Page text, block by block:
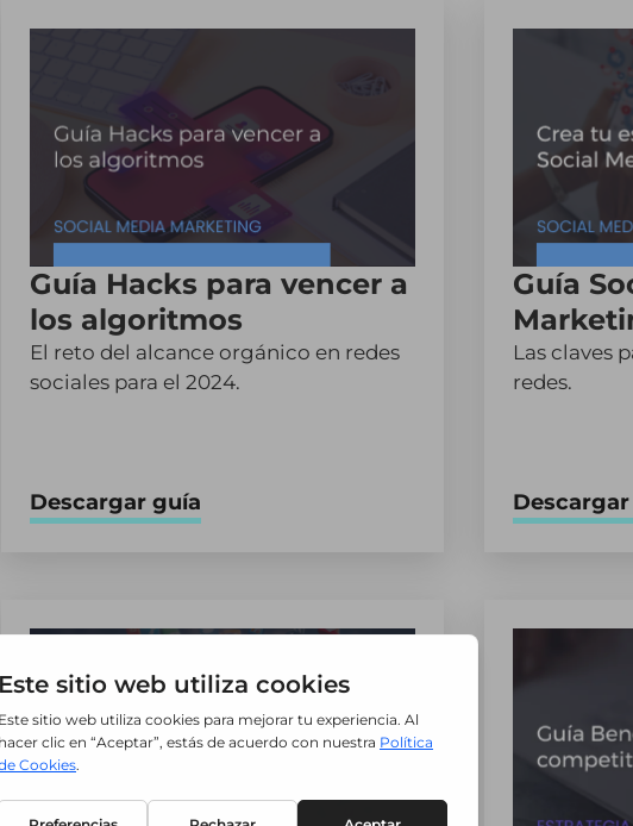
Guía Hacks para vencer a
los algoritmos
El reto del alcance orgánico en redes
sociales para el 2024.
Descargar guía
Guía
Las claves
redes.